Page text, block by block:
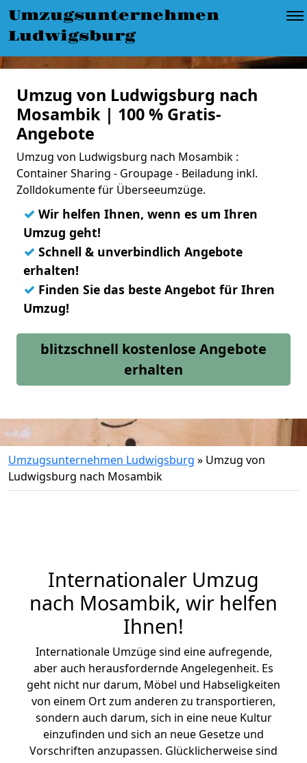
Umzugsunternehmen
Ludwigsburg
Umzug von Ludwigsburg nach
Mosambik | 100 % Gratis-
Angebote
Umzug von Ludwigsburg nach Mosambik :
Container Sharing - Groupage - Beiladung inkl.
Zolldokumente für Überseeumzüge.
✓ Wir helfen Ihnen, wenn es um Ihren
Umzug geht!
✓ Schnell & unverbindlich Angebote
erhalten!
✓ Finden Sie das beste Angebot für Ihren
Umzug!
blitzschnell kostenlose Angebote
erhalten
Umzugsunternehmen Ludwigsburg » Umzug von
Ludwigsburg nach Mosambik
Internationaler Umzug
nach Mosambik, wir helfen
Ihnen!
Internationale Umzüge sind eine aufregende,
aber auch herausfordernde Angelegenheit. Es
geht nicht nur darum, Möbel und Habseligkeiten
von einem Ort zum anderen zu transportieren,
sondern auch darum, sich in eine neue Kultur
einzufinden und sich an neue Gesetze und
Vorschriften anzupassen. Glücklicherweise sind